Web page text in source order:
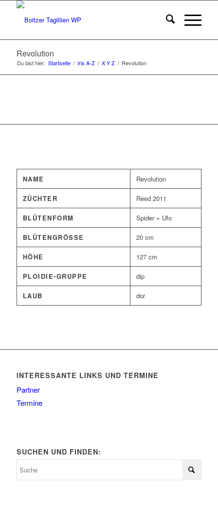
Revolution
Du bist hier: Startseite / Iris A-Z / X Y Z / Revolution
NAME Revolution
ZÜCHTER Reed 2011
BLÜTENFORM Spider + Ufo
BLÜTENGRÖSSE 20 cm
HÖHE 127 cm
PLOIDIE-GRUPPE dip
LAUB dor
INTERESSANTE LINKS UND TERMINE
Partner
Termine
SUCHEN UND FINDEN: